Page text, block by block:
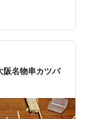
阪名物串カツパ